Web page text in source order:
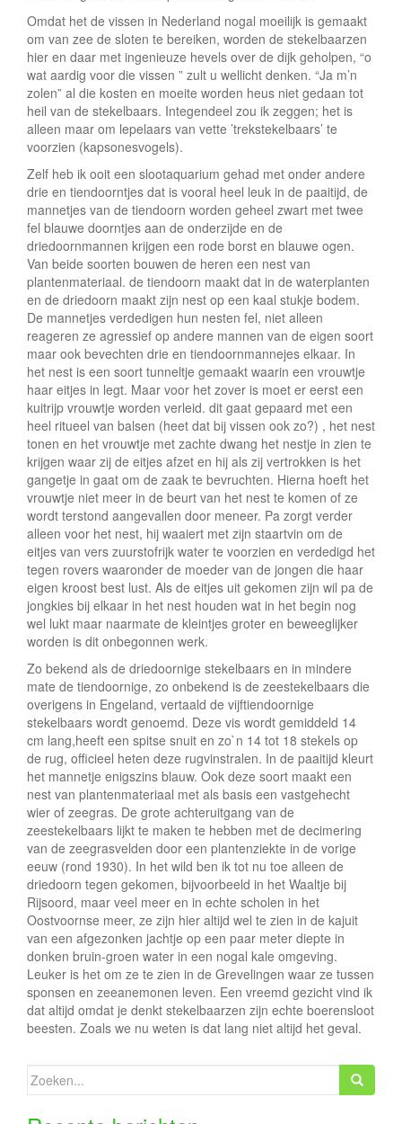
Omdat het de vissen in Nederland nogal moeilijk is gemaakt
om van zee de sloten te bereiken, worden de stekelbaarzen
hier en daar met ingenieuze hevels over de dijk geholpen, “o
wat aardig voor die vissen ” zult u wellicht denken. “Ja m’n
zolen” al die kosten en moeite worden heus niet gedaan tot
heil van de stekelbaars. Integendeel zou ik zeggen; het is
alleen maar om lepelaars van vette ’trekstekelbaars’ te
voorzien (kapsonesvogels).
Zelf heb ik ooit een slootaquarium gehad met onder andere
drie en tiendoorntjes dat is vooral heel leuk in de paaitijd, de
mannetjes van de tiendoorn worden geheel zwart met twee
fel blauwe doorntjes aan de onderzijde en de
driedoornmannen krijgen een rode borst en blauwe ogen.
Van beide soorten bouwen de heren een nest van
plantenmateriaal. de tiendoorn maakt dat in de waterplanten
en de driedoorn maakt zijn nest op een kaal stukje bodem.
De mannetjes verdedigen hun nesten fel, niet alleen
reageren ze agressief op andere mannen van de eigen soort
maar ook bevechten drie en tiendoornmannejes elkaar. In
het nest is een soort tunneltje gemaakt waarin een vrouwtje
haar eitjes in legt. Maar voor het zover is moet er eerst een
kuitrijp vrouwtje worden verleid. dit gaat gepaard met een
heel ritueel van balsen (heet dat bij vissen ook zo?) , het nest
tonen en het vrouwtje met zachte dwang het nestje in zien te
krijgen waar zij de eitjes afzet en hij als zij vertrokken is het
gangetje in gaat om de zaak te bevruchten. Hierna hoeft het
vrouwtje niet meer in de beurt van het nest te komen of ze
wordt terstond aangevallen door meneer. Pa zorgt verder
alleen voor het nest, hij waaiert met zijn staartvin om de
eitjes van vers zuurstofrijk water te voorzien en verdedigd het
tegen rovers waaronder de moeder van de jongen die haar
eigen kroost best lust. Als de eitjes uit gekomen zijn wil pa de
jongkies bij elkaar in het nest houden wat in het begin nog
wel lukt maar naarmate de kleintjes groter en beweeglijker
worden is dit onbegonnen werk.
Zo bekend als de driedoornige stekelbaars en in mindere
mate de tiendoornige, zo onbekend is de zeestekelbaars die
overigens in Engeland, vertaald de vijftiendoornige
stekelbaars wordt genoemd. Deze vis wordt gemiddeld 14
cm lang,heeft een spitse snuit en zo`n 14 tot 18 stekels op
de rug, officieel heten deze rugvinstralen. In de paaitijd kleurt
het mannetje enigszins blauw. Ook deze soort maakt een
nest van plantenmateriaal met als basis een vastgehecht
wier of zeegras. De grote achteruitgang van de
zeestekelbaars lijkt te maken te hebben met de decimering
van de zeegrasvelden door een plantenziekte in de vorige
eeuw (rond 1930). In het wild ben ik tot nu toe alleen de
driedoorn tegen gekomen, bijvoorbeeld in het Waaltje bij
Rijsoord, maar veel meer en in echte scholen in het
Oostvoornse meer, ze zijn hier altijd wel te zien in de kajuit
van een afgezonken jachtje op een paar meter diepte in
donken bruin-groen water in een nogal kale omgeving.
Leuker is het om ze te zien in de Grevelingen waar ze tussen
sponsen en zeeanemonen leven. Een vreemd gezicht vind ik
dat altijd omdat je denkt stekelbaarzen zijn echte boerensloot
beesten. Zoals we nu weten is dat lang niet altijd het geval.
Zoeken
naar: